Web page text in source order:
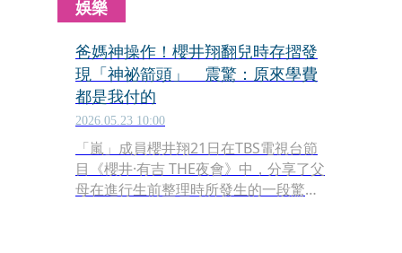
娛樂
爸媽神操作！櫻井翔翻兒時存摺發
現「神祕箭頭」 震驚：原來學費
都是我付的
2026.05.23 10:00
「嵐」成員櫻井翔21日在TBS電視台節
目《櫻井·有吉 THE夜會》中，分享了父
母在進行生前整理時所發生的一段驚人